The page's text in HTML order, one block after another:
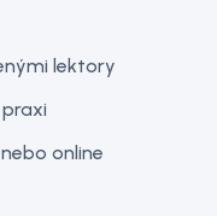
lektory
online